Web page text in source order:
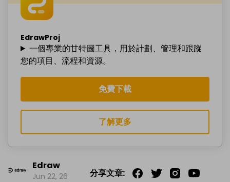
EdrawProj
一個專業的甘特圖工具，用於計劃、管理和跟蹤
您的項目、流程和資源。
免費下載
了解更多
Edraw
Jun 22, 26 分享文章: